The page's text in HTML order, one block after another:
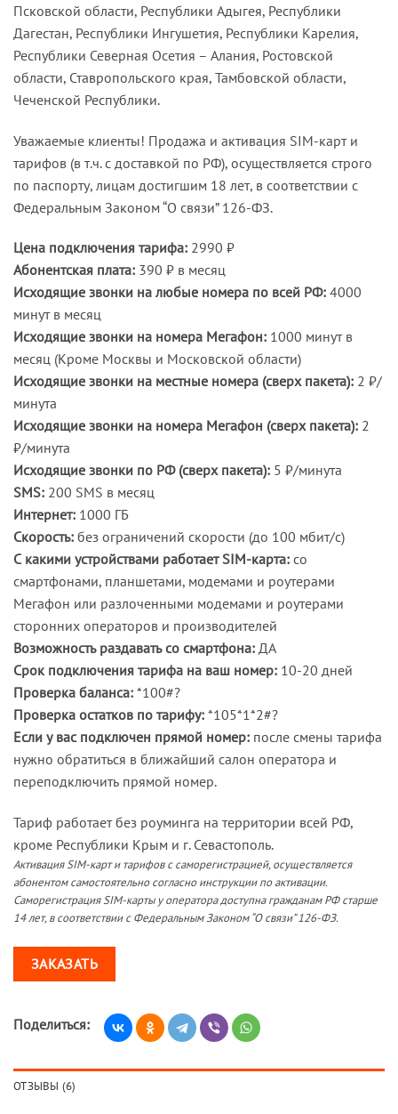
Псковской области, Республики Адыгея, Республики
Дагестан, Республики Ингушетия, Республики Карелия,
Республики Северная Осетия – Алания, Ростовской
области, Ставропольского края, Тамбовской области,
Чеченской Республики.
Уважаемые клиенты! Продажа и активация SIM-карт и
тарифов (в т.ч. с доставкой по РФ), осуществляется строго
по паспорту, лицам достигшим 18 лет, в соответствии с
Федеральным Законом “О связи” 126-ФЗ.
Цена подключения тарифа: 2990 ₽
Абонентская плата: 390 ₽ в месяц
Исходящие звонки на любые номера по всей РФ: 4000
минут в месяц
Исходящие звонки на номера Мегафон: 1000 минут в
месяц (Кроме Москвы и Московской области)
Исходящие звонки на местные номера (сверх пакета): 2 ₽/
минута
Исходящие звонки на номера Мегафон (сверх пакета): 2
₽/минута
Исходящие звонки по РФ (сверх пакета): 5 ₽/минута
SMS: 200 SMS в месяц
Интернет: 1000 ГБ
Скорость: без ограничений скорости (до 100 мбит/с)
С какими устройствами работает SIM-карта: со
смартфонами, планшетами, модемами и роутерами
Мегафон или разлоченными модемами и роутерами
сторонних операторов и производителей
Возможность раздавать со смартфона: ДА
Срок подключения тарифа на ваш номер: 10-20 дней
Проверка баланса: *100#?
Проверка остатков по тарифу: *105*1*2#?
Если у вас подключен прямой номер: после смены тарифа
нужно обратиться в ближайший салон оператора и
переподключить прямой номер.
Тариф работает без роуминга на территории всей РФ,
кроме Республики Крым и г. Севастополь.
Активация SIM-карт и тарифов с саморегистрацией, осуществляется
абонентом самостоятельно согласно инструкции по активации.
Саморегистрация SIM-карты у оператора доступна гражданам РФ старше
14 лет, в соответствии с Федеральным Законом “О связи” 126-ФЗ.
ЗАКАЗАТЬ
Поделиться:
ОТЗЫВЫ (6)